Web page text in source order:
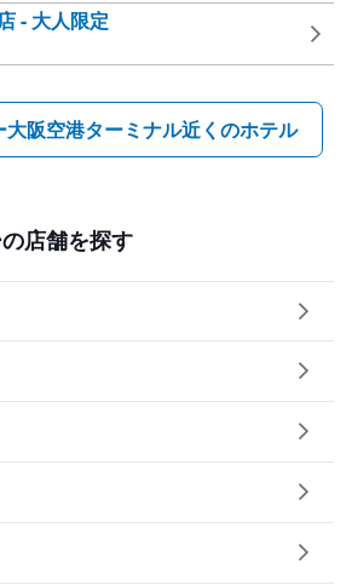
- 大人限定
大阪空港ターミナル近くのホテル
店舗を探す